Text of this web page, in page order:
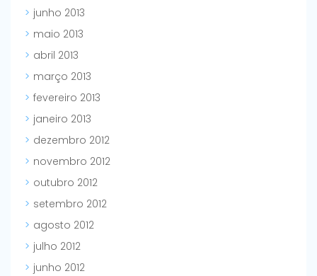
junho 2013
maio 2013
abril 2013
março 2013
fevereiro 2013
janeiro 2013
dezembro 2012
novembro 2012
outubro 2012
setembro 2012
agosto 2012
julho 2012
junho 2012